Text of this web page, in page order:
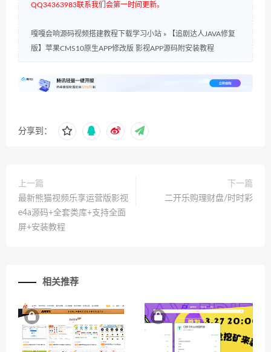
QQ34363983联系我们会第一时间更新。
嘎嘎会响源码视频搭建教程下载学习小站 »
【追剧达人JAVA修复
版】苹果CMS10原生APP修改版 影视APP源码附安装教程
分享到：
上一篇
最新熊猫视频乐享运营版影视
e4a源码+全套类库+支持全面
屏+安装教程
下一篇
二开乐购理财盘/时时彩
相关推荐